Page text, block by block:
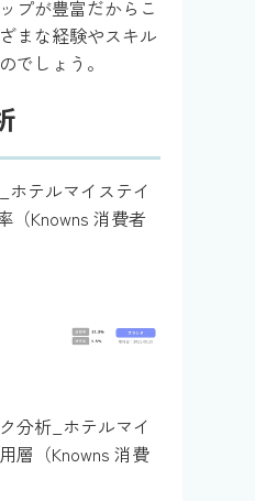
プが豊富だからこ
まな経験やスキル
でしょう。
テルマイステイ
Knowns 消費者
分析_ホテルマイ
層（Knowns 消費